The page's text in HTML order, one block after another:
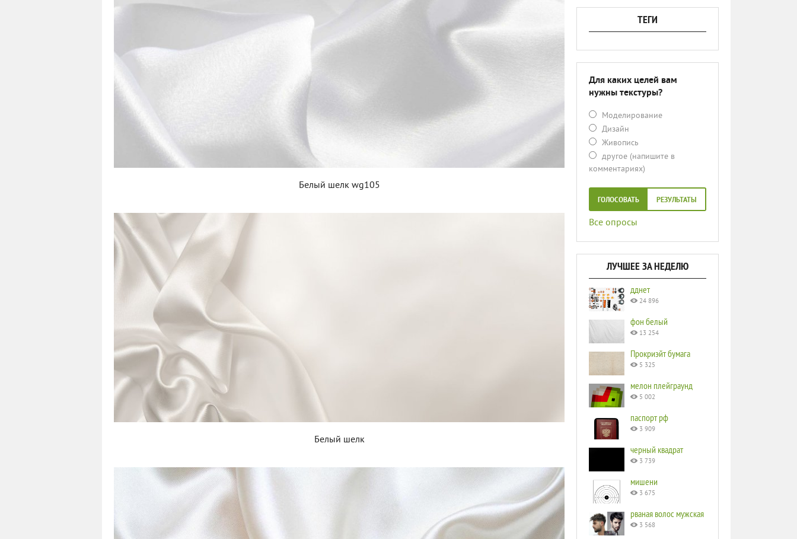
Белый шелк wg105
Белый шелк
ТЕГИ
Для каких целей вам
нужны текстуры?
Моделирование
Дизайн
Живопись
другое (напишите в
комментариях)
ГОЛОСОВАТЬ РЕЗУЛЬТАТЫ
Все опросы
ЛУЧШЕЕ ЗА НЕДЕЛЮ
дднет
24 896
фон белый
13 254
Прокриэйт бумага
5 325
мелон плейграунд
5 002
паспорт рф
3 909
черный квадрат
3 739
мишени
3 675
рваная волос мужская
3 568